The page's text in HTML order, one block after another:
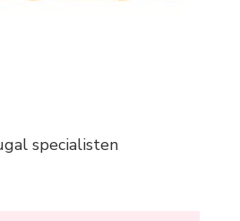
specialisten